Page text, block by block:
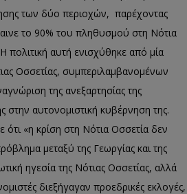
των δύο περιοχών, παρέχοντας
το 90% του πληθυσμού στη Νότια
αυτή ενισχύθηκε από μία
Οσσετίας, συμπεριλαμβανομένων
της ανεξαρτησίας της
στην αυτονομιστική κυβέρνηση της.
«η κρίση στη Νότια Οσσετία δεν
μεταξύ της Γεωργίας και της
ηγεσία της Νότιας Οσσετίας, αλλά
διεξήγαγαν προεδρικές εκλογές,